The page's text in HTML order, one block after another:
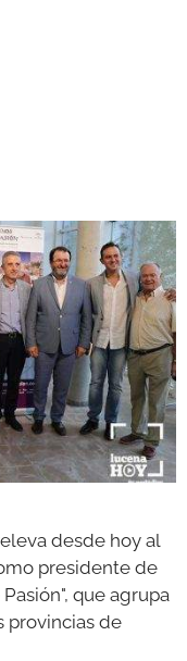
desde hoy al
presidente de
que agrupa
provincias de